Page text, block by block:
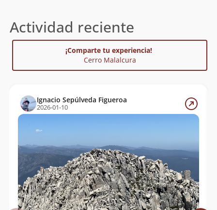
Actividad reciente
¡Comparte tu experiencia!
Cerro Malalcura
Ignacio Sepúlveda Figueroa
2026-01-10